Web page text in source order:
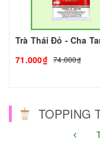
71.000₫ 74.000₫
TOPPING